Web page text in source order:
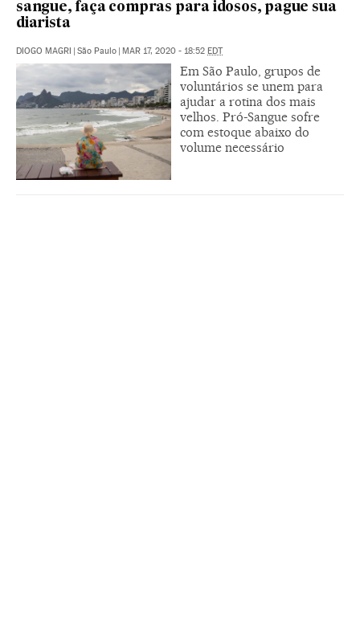
sangue, faça compras para idosos, pague sua
diarista
DIOGO MAGRI | São Paulo | MAR 17, 2020 - 18:52 EDT
Em São Paulo, grupos de
voluntários se unem para
ajudar a rotina dos mais
velhos. Pró-Sangue sofre
com estoque abaixo do
volume necessário